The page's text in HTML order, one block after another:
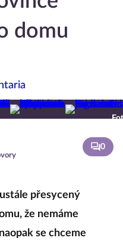
domu
0
přesycený
že nemáme
se chceme